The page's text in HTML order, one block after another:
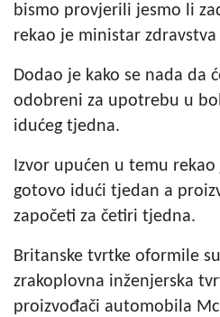
bismo provjerili jesmo li
rekao je ministar
Dodao je kako se nada da
odobreni za upotrebu u
idućeg tjedna.
Izvor upućen u temu
gotovo idući tjedan a
započeti za četiri tjedna.
Britanske tvrtke oformile
zrakoplovna inženjerska
proizvođači automobila